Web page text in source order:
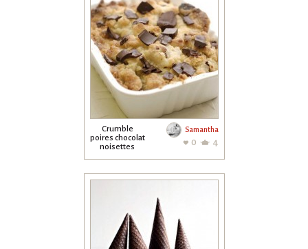
Crumble
poires chocolat
noisettes
Samantha
0 4